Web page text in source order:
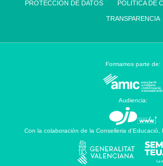
PROTECCIÓN DE DATOS POLÍTICA DE
TRANSPARENCIA
Formamos parte de:
Audiencia:
Con la colaboración de la Conselleria